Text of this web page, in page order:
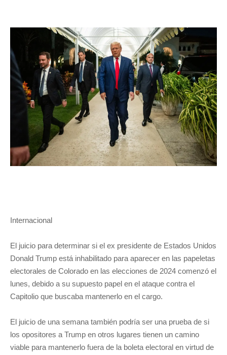
Internacional
El juicio para determinar si el ex presidente de Estados Unidos
Donald Trump está inhabilitado para aparecer en las papeletas
electorales de Colorado en las elecciones de 2024 comenzó el
lunes, debido a su supuesto papel en el ataque contra el
Capitolio que buscaba mantenerlo en el cargo.
El juicio de una semana también podría ser una prueba de si
los opositores a Trump en otros lugares tienen un camino
viable para mantenerlo fuera de la boleta electoral en virtud de